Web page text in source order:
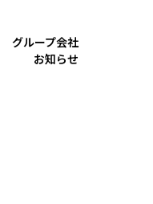
グループ会社
お知らせ